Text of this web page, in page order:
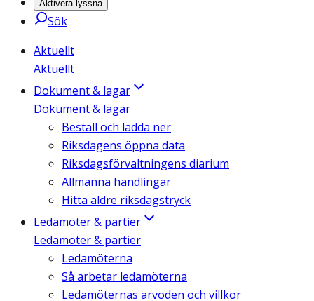
Aktivera lyssna
Sök
Aktuellt
Aktuellt
Dokument & lagar
Dokument & lagar
Beställ och ladda ner
Riksdagens öppna data
Riksdagsförvaltningens diarium
Allmänna handlingar
Hitta äldre riksdagstryck
Ledamöter & partier
Ledamöter & partier
Ledamöterna
Så arbetar ledamöterna
Ledamöternas arvoden och villkor